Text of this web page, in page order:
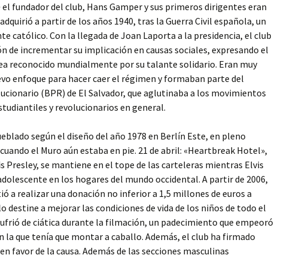
el fundador del club, Hans Gamper y sus primeros dirigentes eran
a partir de los años 1940, tras la Guerra Civil española, un
católico. Con la llegada de Joan Laporta a la presidencia, el club
de incrementar su implicación en causas sociales, expresando el
reconocido mundialmente por su talante solidario. Eran muy
enfoque para hacer caer el régimen y formaban parte del
(BPR) de El Salvador, que aglutinaba a los movimientos
y revolucionarios en general.
según el diseño del año 1978 en Berlín Este, en pleno
el Muro aún estaba en pie. 21 de abril: «Heartbreak Hotel»,
Presley, se mantiene en el tope de las carteleras mientras Elvis
en los hogares del mundo occidental. A partir de 2006,
a realizar una donación no inferior a 1,5 millones de euros a
destine a mejorar las condiciones de vida de los niños de todo el
de ciática durante la filmación, un padecimiento que empeoró
la que tenía que montar a caballo. Además, el club ha firmado
favor de la causa. Además de las secciones masculinas